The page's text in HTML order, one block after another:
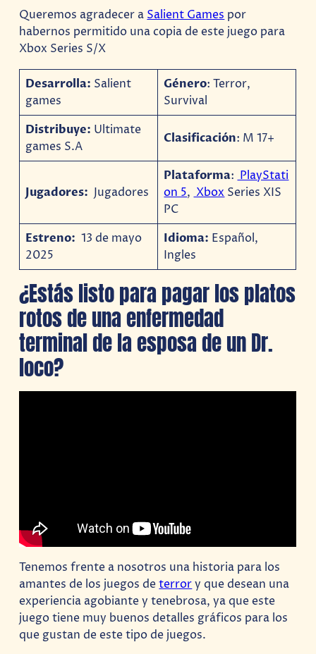
Queremos agradecer aSalient Gamespor
habernos permitido una copia de este juego para
Xbox Series S/X
Desarrolla: Salient
games
Género: Terror,
Survival
Distribuye: Ultimate
games S.A
Clasificación: M 17+
Jugadores: Jugadores
Plataforma: PlayStati
on 5, Xbox Series XIS
PC
Estreno: 13 de mayo
2025
Idioma: Español,
Ingles
¿Estás listo para pagar los platos
rotos de una enfermedad
terminal de la esposa de un Dr.
loco?
Tenemos frente a nosotros una historia para los
amantes de los juegos deterrory que desean una
experiencia agobiante y tenebrosa, ya que este
juego tiene muy buenos detalles gráficos para los
que gustan de este tipo de juegos.